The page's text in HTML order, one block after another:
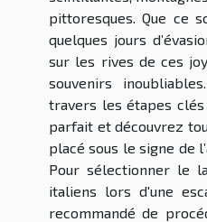
pittoresques. Que ce
quelques jours
sur les rives de ces
souvenirs
travers les étapes
parfait et découvrez
placé sous le signe de
Pour sélectionner le
italiens lors d'une
recommandé de